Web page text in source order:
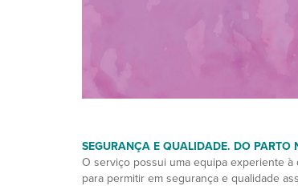
SEGURANÇA E QUALIDADE. DO
O serviço possui uma equipa experiente
para permitir em segurança e qualidade